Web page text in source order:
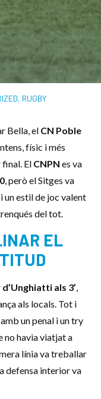
, RUGBY
Bella, el CN Poble
físic i més
El CNPN es va
, però el Sitges va
un estil de joc valent
del tot.
EL
als 3’,
als locals. Tot i
un penal i un try
no havia viatjat a
línia va treballar
defensa interior va